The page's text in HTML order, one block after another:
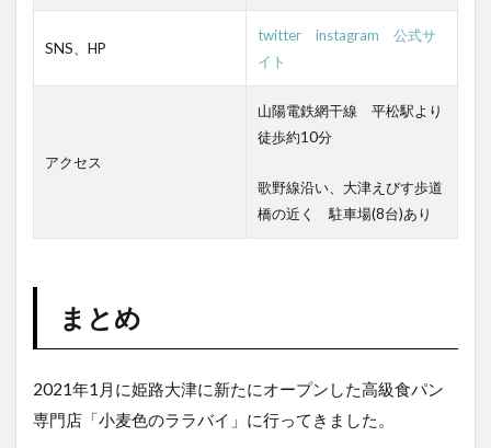
SNS、HP
twitter instagram
公式サ
イト
アクセス
山陽電鉄網干線 平松駅より
徒歩約10分
歌野線沿い、大津えびす歩道
橋の近く 駐車場(8台)あり
まとめ
2021年1月に姫路大津に新たにオープンした高級食パン
専門店「小麦色のララバイ」に行ってきました。